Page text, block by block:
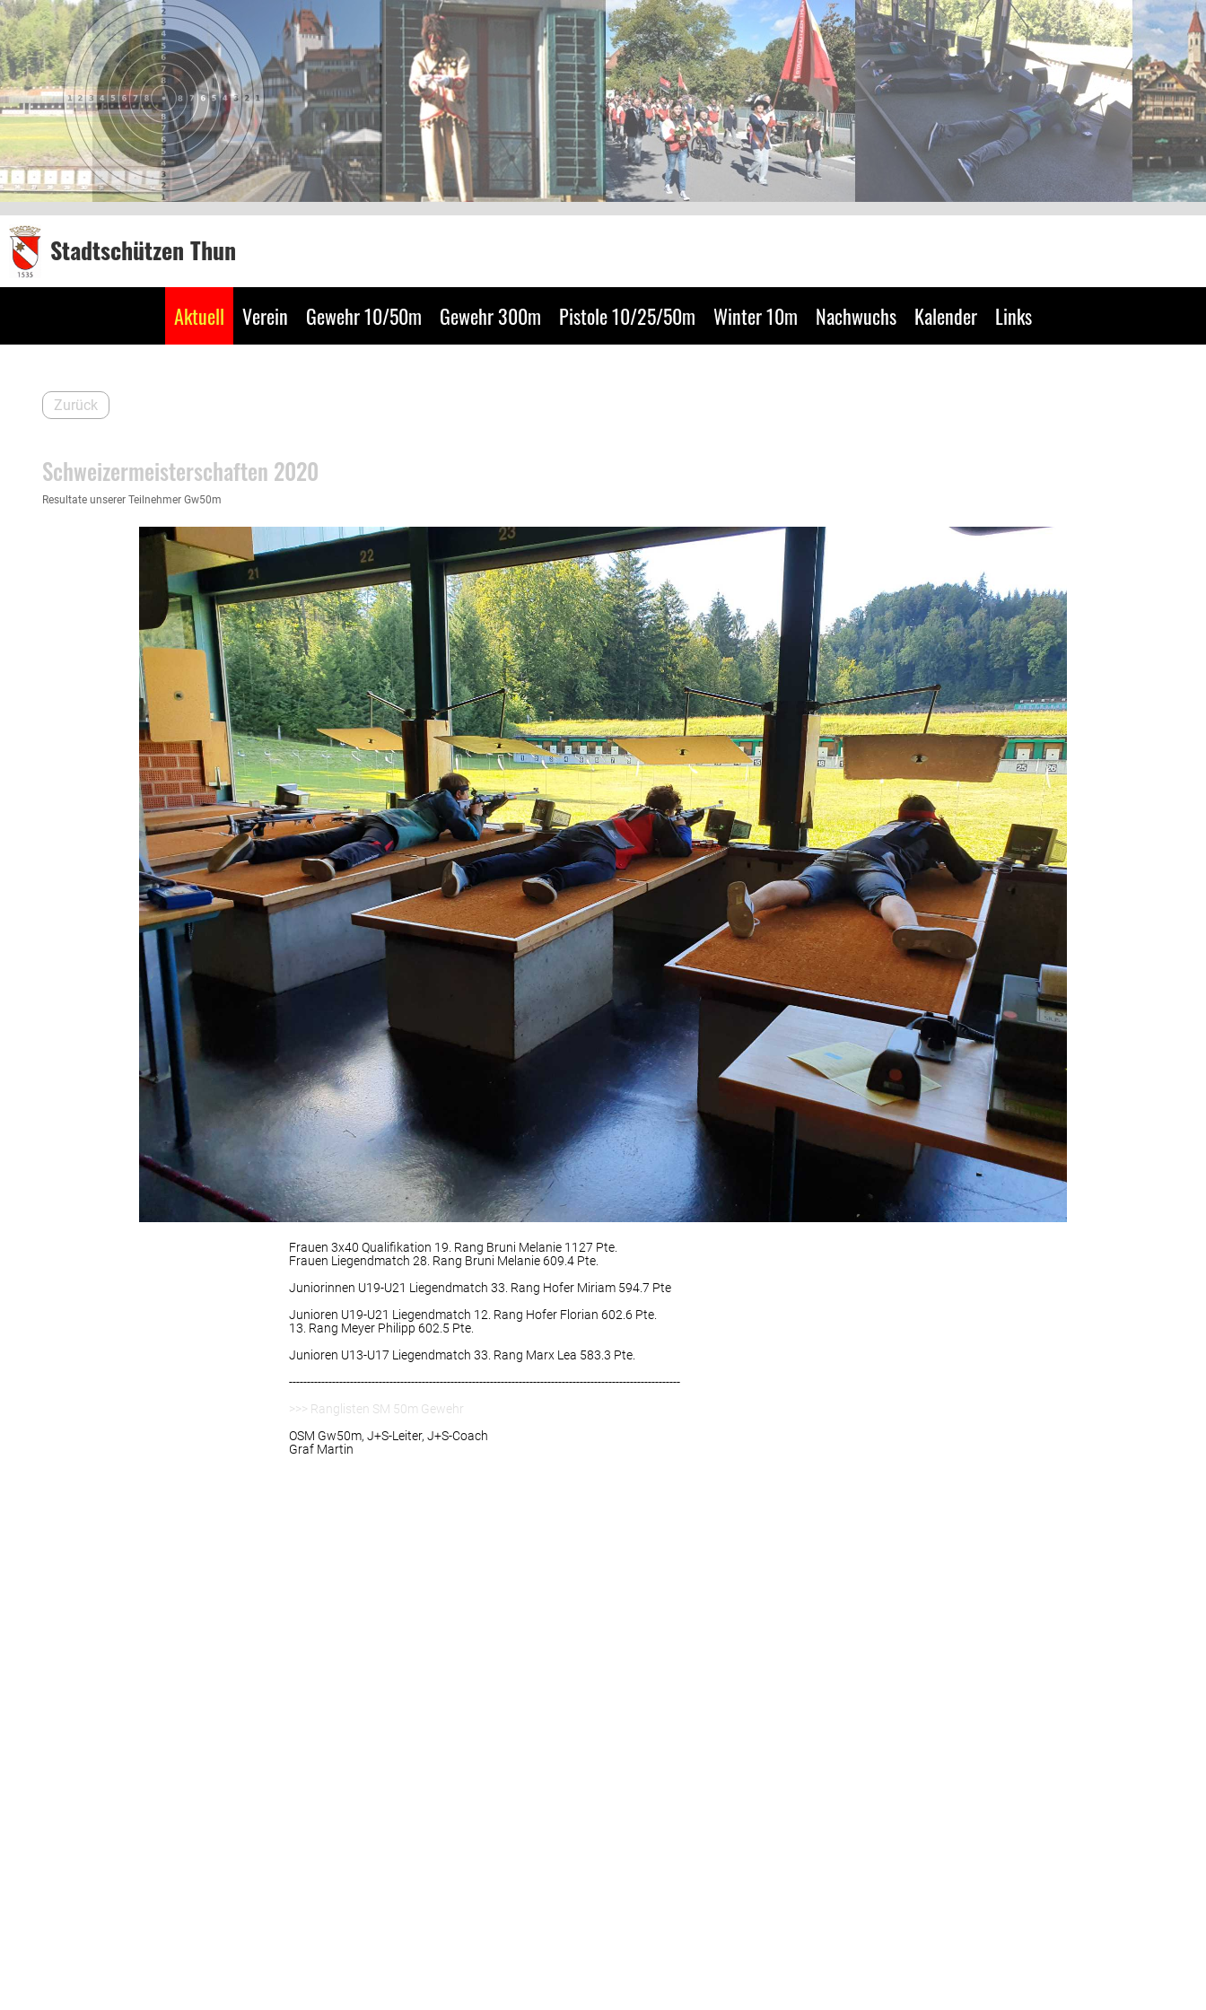
Stadtschützen Thun
Aktuell Verein Gewehr 10/50m Gewehr 300m Pistole 10/25/50m Winter 10m Nachwuchs Kalender Links
Zurück
Schweizermeisterschaften 2020
Resultate unserer Teilnehmer Gw50m
Frauen 3x40 Qualifikation 19. Rang Bruni Melanie 1127 Pte.
Frauen Liegendmatch 28. Rang Bruni Melanie 609.4 Pte.
Juniorinnen U19-U21 Liegendmatch 33. Rang Hofer Miriam 594.7 Pte
Junioren U19-U21 Liegendmatch 12. Rang Hofer Florian 602.6 Pte.
13. Rang Meyer Philipp 602.5 Pte.
Junioren U13-U17 Liegendmatch 33. Rang Marx Lea 583.3 Pte.
-------------------------------------------------------------------------------------------------------------
>>> Ranglisten SM 50m Gewehr
OSM Gw50m, J+S-Leiter, J+S-Coach
Graf Martin